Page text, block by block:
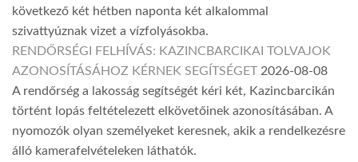
következő két hétben naponta két alkalommal
szivattyúznak vizet a vízfolyásokba.
RENDŐRSÉGI FELHÍVÁS: KAZINCBARCIKAI TOLVAJOK
AZONOSÍTÁSÁHOZ KÉRNEK SEGÍTSÉGET 2026-08-08
A rendőrség a lakosság segítségét kéri két, Kazincbarcikán
történt lopás feltételezett elkövetőinek azonosításában. A
nyomozók olyan személyeket keresnek, akik a rendelkezésre
álló kamerafelvételeken láthatók.